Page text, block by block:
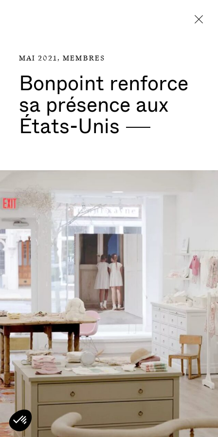
MAI 2021,MEMBRES
Bonpoint renforce
sa présence aux
États-Unis